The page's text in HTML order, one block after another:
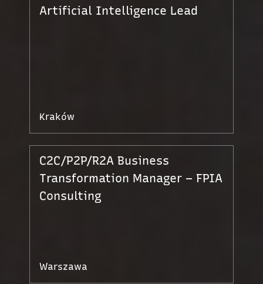
Artificial Intelligence Lead
Kraków
C2C/P2P/R2A Business
Transformation Manager – FPIA
Consulting
Warszawa